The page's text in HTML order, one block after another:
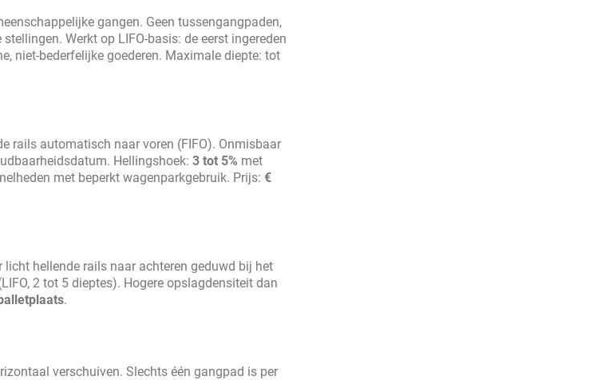
gangen. Geen tussengangpaden,
Werkt op LIFO-basis: de eerst ingereden
niet-bederfelijke goederen. Maximale diepte: tot
rails automatisch naar voren (FIFO). Onmisbaar
Hellingshoek: 3 tot 5% met
met beperkt wagenparkgebruik. Prijs: €
hellende rails naar achteren geduwd bij het
2 tot 5 dieptes). Hogere opslagdensiteit dan
.
verschuiven. Slechts één gangpad is per